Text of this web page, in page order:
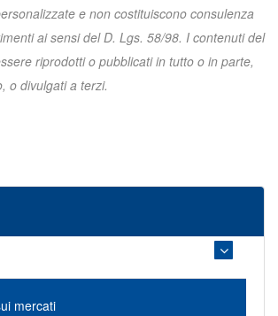
e non costituiscono consulenza
ai sensi del D. Lgs. 58/98. I contenuti del
riprodotti o pubblicati in tutto o in parte,
o divulgati a terzi.
mercati